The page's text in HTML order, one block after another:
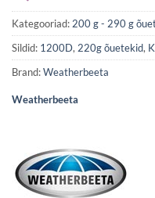
Kategooriad: 200 g - 290 g
Sildid: 1200D, 220g õuetekid,
Brand:Weatherbeeta
Weatherbeeta